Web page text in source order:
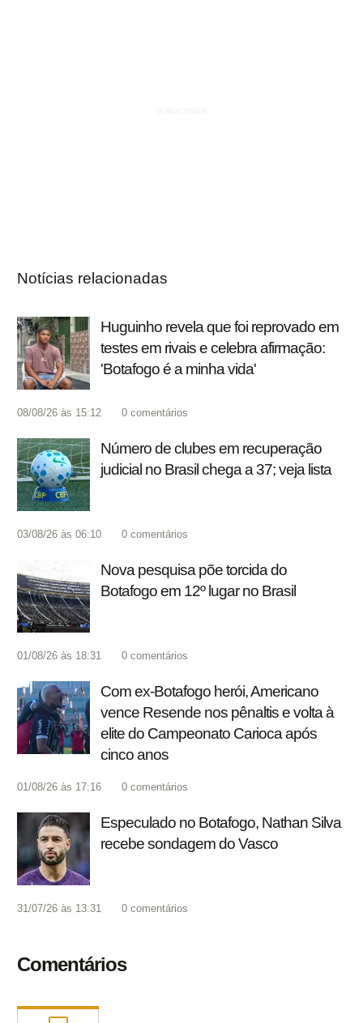
Notícias relacionadas
Huguinho revela que foi reprovado em
testes em rivais e celebra afirmação:
'Botafogo é a minha vida'
08/08/26 às 15:12 0 comentários
Número de clubes em recuperação
judicial no Brasil chega a 37; veja lista
03/08/26 às 06:10 0 comentários
Nova pesquisa põe torcida do
Botafogo em 12º lugar no Brasil
01/08/26 às 18:31 0 comentários
Com ex-Botafogo herói, Americano
vence Resende nos pênaltis e volta à
elite do Campeonato Carioca após
cinco anos
01/08/26 às 17:16 0 comentários
Especulado no Botafogo, Nathan Silva
recebe sondagem do Vasco
31/07/26 às 13:31 0 comentários
Comentários